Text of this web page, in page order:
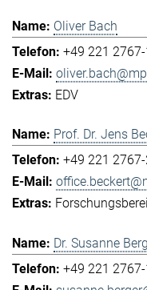
Oliver Bach
+49 221
EDV
Prof. Dr. Jens
+49 221
Dr. Susanne
+49 221